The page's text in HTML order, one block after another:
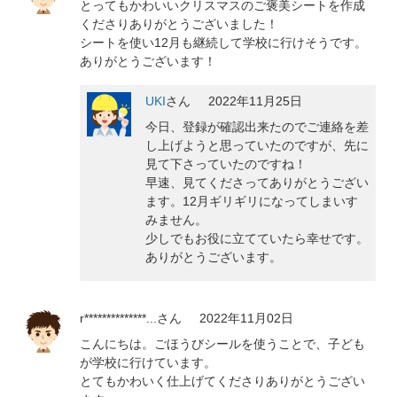
とってもかわいいクリスマスのご褒美シートを作成
くださりありがとうございました！
シートを使い12月も継続して学校に行けそうです。
ありがとうございます！
UKIさん
2022年11月25日
今日、登録が確認出来たのでご連絡を差
し上げようと思っていたのですが、先に
見て下さっていたのですね！
早速、見てくださってありがとうござい
ます。12月ギリギリになってしまいす
みません。
少しでもお役に立てていたら幸せです。
ありがとうございます。
r**************... さん
2022年11月02日
こんにちは。ごほうびシールを使うことで、子ども
が学校に行けています。
とてもかわいく仕上げてくださりありがとうござい